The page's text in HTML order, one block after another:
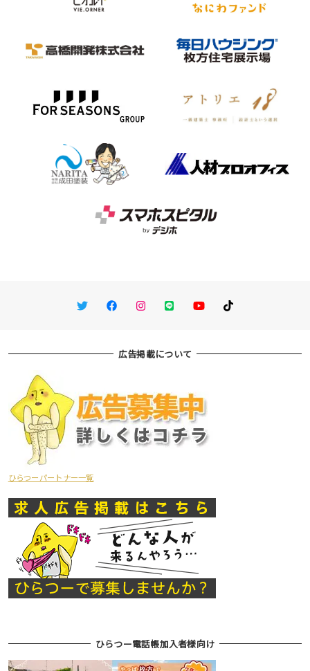
TwitterFacebookInstagram
LINE You TubeTikTok
広告掲載について
ひらつーパートナー一覧
ひらつー電話帳加入者様向け